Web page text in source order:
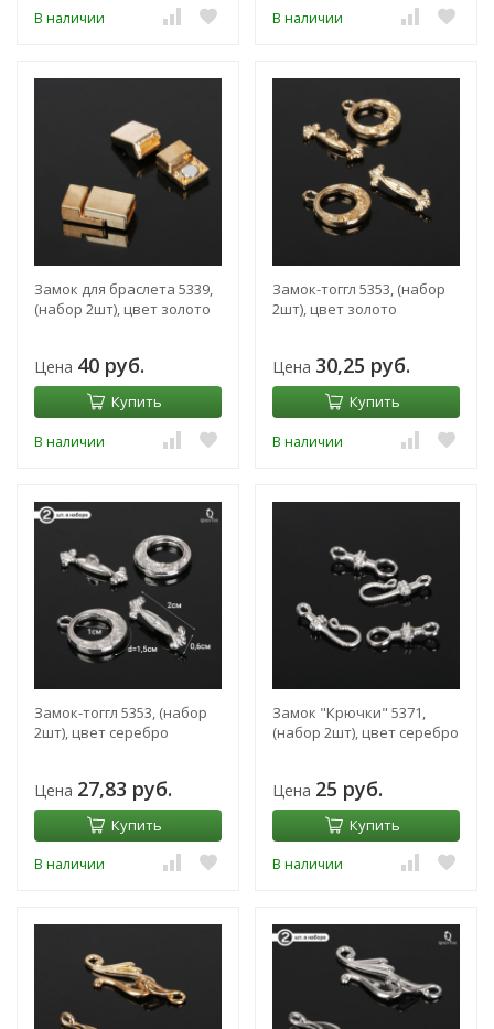
В наличии В наличии
Замок для браслета 5339,
(набор 2шт), цвет золото
Цена 40 руб.
Купить
В наличии
Замок-тоггл 5353, (набор
2шт), цвет золото
Цена 30,25 руб.
Купить
В наличии
Замок-тоггл 5353, (набор
2шт), цвет серебро
Цена 27,83 руб.
Купить
В наличии
Замок "Крючки" 5371,
(набор 2шт), цвет серебро
Цена 25 руб.
Купить
В наличии